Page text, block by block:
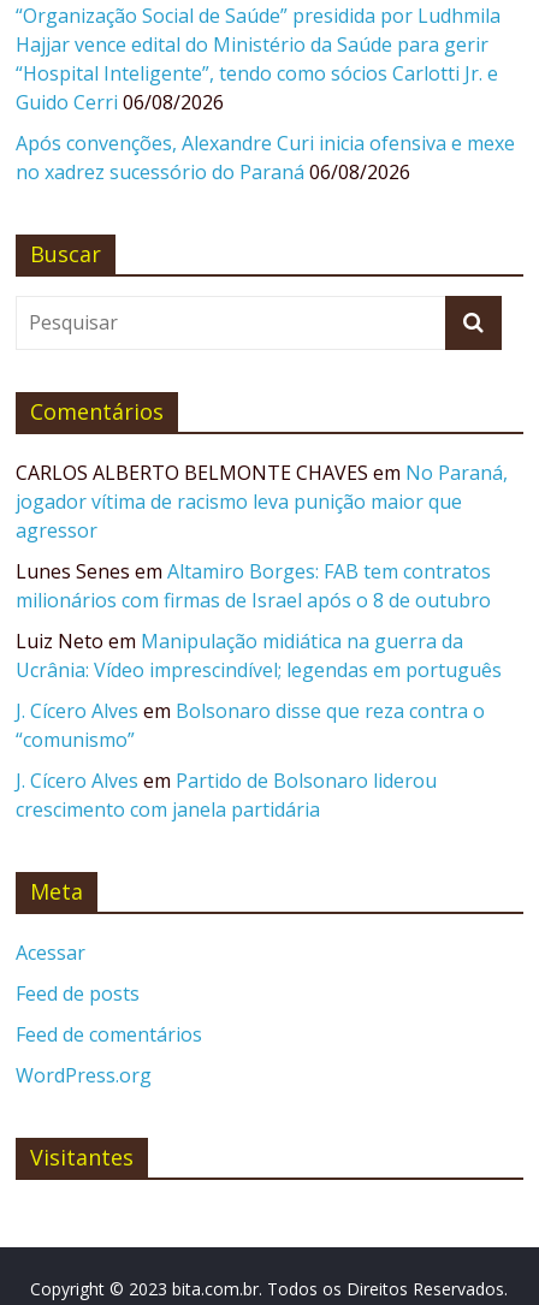
“Organização Social de Saúde” presidida por Ludhmila
Hajjar vence edital do Ministério da Saúde para gerir
“Hospital Inteligente”, tendo como sócios Carlotti Jr. e
Guido Cerri 06/08/2026
Após convenções, Alexandre Curi inicia ofensiva e mexe
no xadrez sucessório do Paraná 06/08/2026
Buscar
Comentários
CARLOS ALBERTO BELMONTE CHAVES em No Paraná,
jogador vítima de racismo leva punição maior que
agressor
Lunes Senes emAltamiro Borges: FAB tem contratos
milionários com firmas de Israel após o 8 de outubro
Luiz Neto em Manipulação midiática na guerra da
Ucrânia: Vídeo imprescindível; legendas em português
J. Cícero Alves em Bolsonaro disse que reza contra o
“comunismo”
J. Cícero Alves em Partido de Bolsonaro liderou
crescimento com janela partidária
Meta
Acessar
Feed de posts
Feed de comentários
WordPress.org
Visitantes
Copyright © 2023 bita.com.br. Todos os Direitos Reservados.